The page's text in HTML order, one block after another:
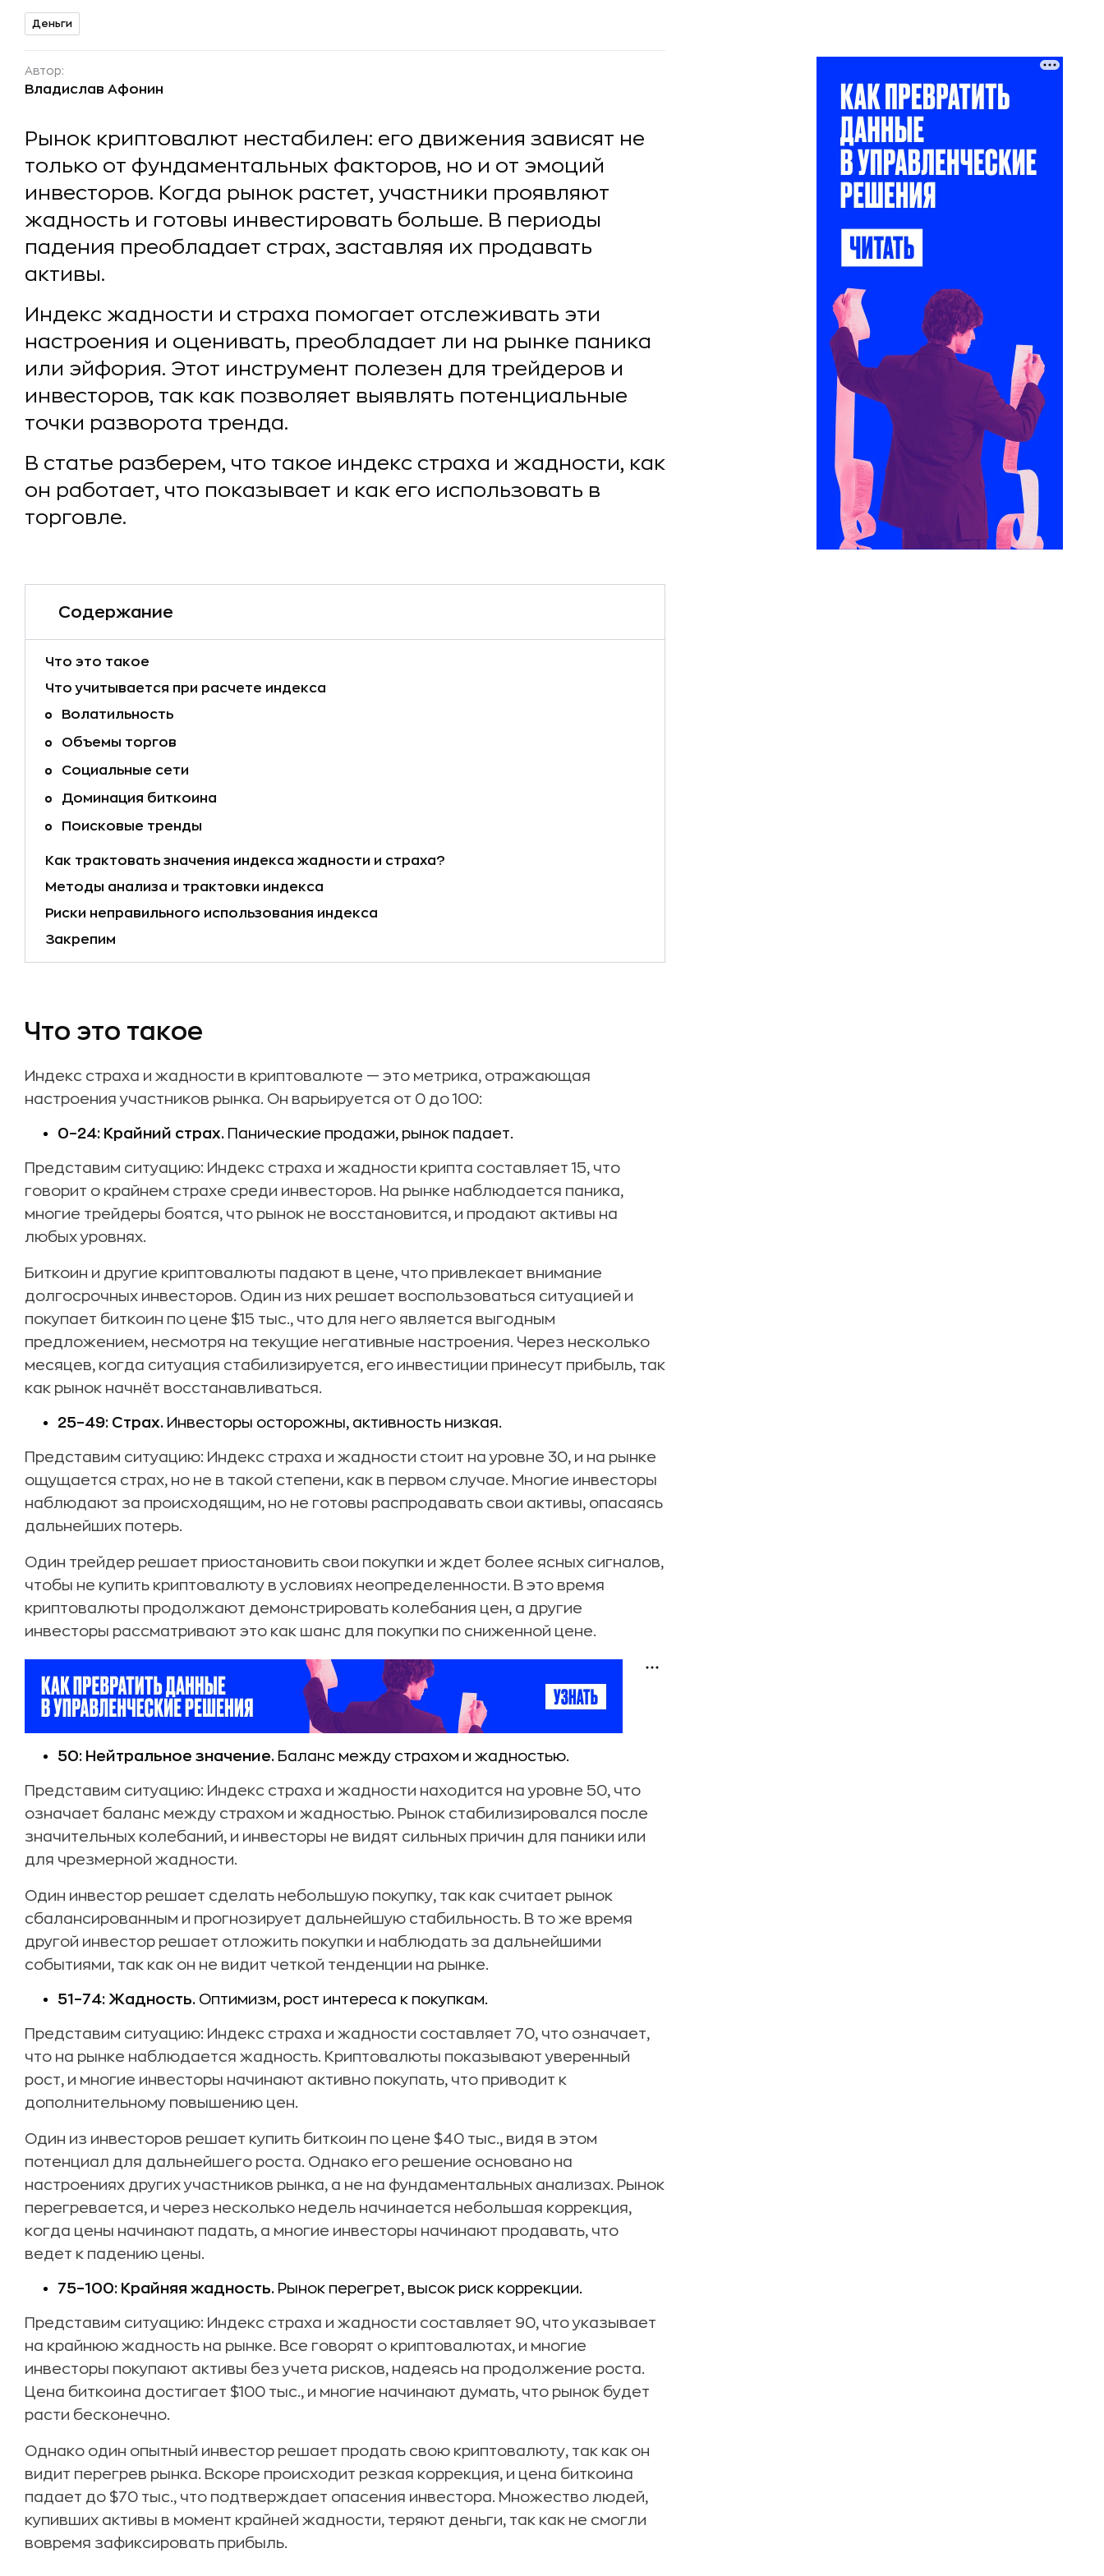
Деньги
Автор:
Владислав Афонин
Рынок криптовалют нестабилен: его движения зависят не
только от фундаментальных факторов, но и от эмоций
инвесторов. Когда рынок растет, участники проявляют
жадность и готовы инвестировать больше. В периоды
падения преобладает страх, заставляя их продавать
активы.
Индекс жадности и страха помогает отслеживать эти
настроения и оценивать, преобладает ли на рынке паника
или эйфория. Этот инструмент полезен для трейдеров и
инвесторов, так как позволяет выявлять потенциальные
точки разворота тренда.
В статье разберем, что такое индекс страха и жадности, как
он работает, что показывает и как его использовать в
торговле.
Содержание
Что это такое
Что учитывается при расчете индекса
Волатильность
Объемы торгов
Социальные сети
Доминация биткоина
Поисковые тренды
Как трактовать значения индекса жадности и страха?
Методы анализа и трактовки индекса
Риски неправильного использования индекса
Закрепим
Что это такое
Индекс страха и жадности в криптовалюте — это метрика, отражающая
настроения участников рынка. Он варьируется от 0 до 100:
0–24: Крайний страх. Панические продажи, рынок падает.
Представим ситуацию: Индекс страха и жадности крипта составляет 15, что
говорит о крайнем страхе среди инвесторов. На рынке наблюдается паника,
многие трейдеры боятся, что рынок не восстановится, и продают активы на
любых уровнях.
Биткоин и другие криптовалюты падают в цене, что привлекает внимание
долгосрочных инвесторов. Один из них решает воспользоваться ситуацией и
покупает биткоин по цене $15 тыс., что для него является выгодным
предложением, несмотря на текущие негативные настроения. Через несколько
месяцев, когда ситуация стабилизируется, его инвестиции принесут прибыль, так
как рынок начнёт восстанавливаться.
25–49: Страх. Инвесторы осторожны, активность низкая.
Представим ситуацию: Индекс страха и жадности стоит на уровне 30, и на рынке
ощущается страх, но не в такой степени, как в первом случае. Многие инвесторы
наблюдают за происходящим, но не готовы распродавать свои активы, опасаясь
дальнейших потерь.
Один трейдер решает приостановить свои покупки и ждет более ясных сигналов,
чтобы не купить криптовалюту в условиях неопределенности. В это время
криптовалюты продолжают демонстрировать колебания цен, а другие
инвесторы рассматривают это как шанс для покупки по сниженной цене.
50: Нейтральное значение. Баланс между страхом и жадностью.
Представим ситуацию: Индекс страха и жадности находится на уровне 50, что
означает баланс между страхом и жадностью. Рынок стабилизировался после
значительных колебаний, и инвесторы не видят сильных причин для паники или
для чрезмерной жадности.
Один инвестор решает сделать небольшую покупку, так как считает рынок
сбалансированным и прогнозирует дальнейшую стабильность. В то же время
другой инвестор решает отложить покупки и наблюдать за дальнейшими
событиями, так как он не видит четкой тенденции на рынке.
51–74: Жадность. Оптимизм, рост интереса к покупкам.
Представим ситуацию: Индекс страха и жадности составляет 70, что означает,
что на рынке наблюдается жадность. Криптовалюты показывают уверенный
рост, и многие инвесторы начинают активно покупать, что приводит к
дополнительному повышению цен.
Один из инвесторов решает купить биткоин по цене $40 тыс., видя в этом
потенциал для дальнейшего роста. Однако его решение основано на
настроениях других участников рынка, а не на фундаментальных анализах. Рынок
перегревается, и через несколько недель начинается небольшая коррекция,
когда цены начинают падать, а многие инвесторы начинают продавать, что
ведет к падению цены.
75–100: Крайняя жадность. Рынок перегрет, высок риск коррекции.
Представим ситуацию: Индекс страха и жадности составляет 90, что указывает
на крайнюю жадность на рынке. Все говорят о криптовалютах, и многие
инвесторы покупают активы без учета рисков, надеясь на продолжение роста.
Цена биткоина достигает $100 тыс., и многие начинают думать, что рынок будет
расти бесконечно.
Однако один опытный инвестор решает продать свою криптовалюту, так как он
видит перегрев рынка. Вскоре происходит резкая коррекция, и цена биткоина
падает до $70 тыс., что подтверждает опасения инвестора. Множество людей,
купивших активы в момент крайней жадности, теряют деньги, так как не смогли
вовремя зафиксировать прибыль.